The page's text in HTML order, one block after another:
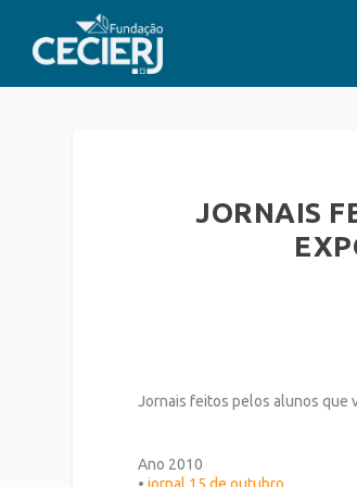
JORNAIS
Jornais feitos pelos alunos que
Ano 2010